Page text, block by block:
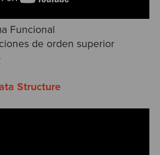
Funcional
de orden superior
Structure